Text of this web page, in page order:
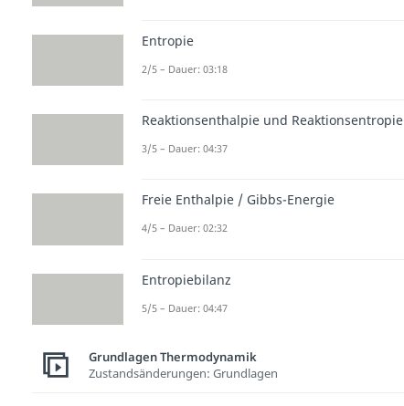
Entropie
2/5 – Dauer: 03:18
Reaktionsenthalpie und Reaktionsentropie
3/5 – Dauer: 04:37
Freie Enthalpie / Gibbs-Energie
4/5 – Dauer: 02:32
Entropiebilanz
5/5 – Dauer: 04:47
Grundlagen Thermodynamik
Zustandsänderungen: Grundlagen